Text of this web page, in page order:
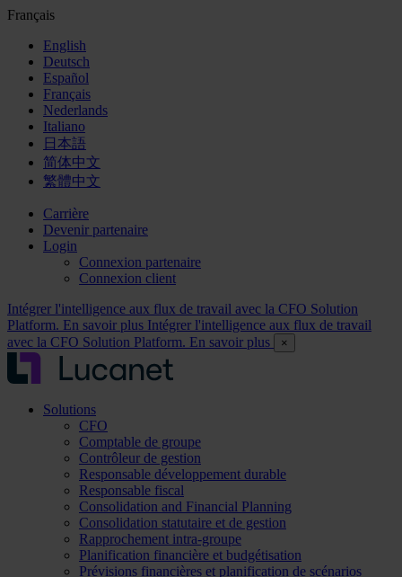
Français
English
Deutsch
Español
Français
Nederlands
Italiano
日本語
简体中文
繁體中文
Carrière
Devenir partenaire
Login
Connexion partenaire
Connexion client
Intégrer l'intelligence aux flux de travail avec la CFO Solution
Platform. En savoir plus Intégrer l'intelligence aux flux de travail
avec la CFO Solution Platform. En savoir plus
×
Solutions
CFO
Comptable de groupe
Contrôleur de gestion
Responsable développement durable
Responsable fiscal
Consolidation and Financial Planning
Consolidation statutaire et de gestion
Rapprochement intra-groupe
Planification financière et budgétisation
Prévisions financières et planification de scénarios